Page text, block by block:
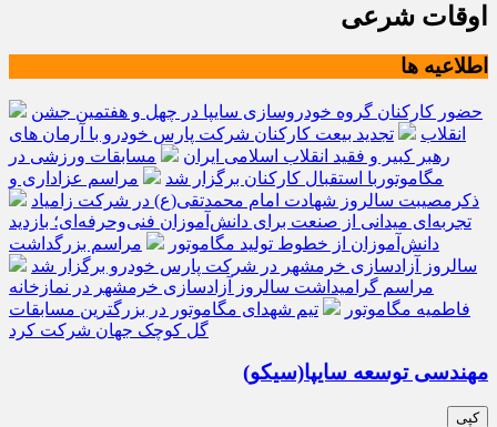
اوقات شرعی
اطلاعیه ها
حضور کارکنان گروه خودروسازی سایپا در چهل و هفتمین جشن
انقلاب
تجدید بیعت کارکنان شرکت پارس خودرو با آرمان های
رهبر کبیر و فقید انقلاب اسلامی ایران
مسابقات ورزشی در
مگاموتوربا استقبال کارکنان برگزار شد
مراسم عزاداری و
ذکرمصیبت سالروز شهادت امام محمدتقی(ع) در شرکت زامیاد
تجربه‌ای میدانی از صنعت برای دانش‌آموزان فنی‌وحرفه‌ای؛ بازدید
دانش‌آموزان از خطوط تولید مگاموتور
مراسم بزرگداشت
سالروز آزادسازی خرمشهر در شرکت پارس خودرو برگزار شد
مراسم گرامیداشت سالروز آزادسازی خرمشهر در نمازخانه
فاطمیه مگاموتور
تیم شهدای مگاموتور در بزرگترین مسابقات
گل کوچک جهان شرکت کرد
مهندسی توسعه سایپا(سیکو)
کپی